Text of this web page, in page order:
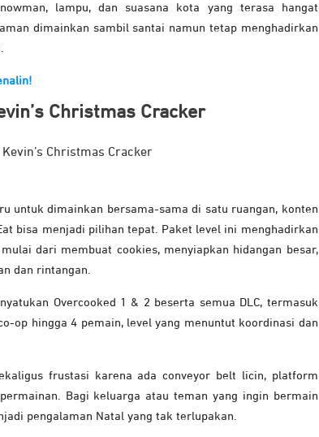
lampu, dan suasana kota yang terasa hangat
dimainkan sambil santai namun tetap menghadirkan
Christmas Cracker
untuk dimainkan bersama-sama di satu ruangan, konten
bisa menjadi pilihan tepat. Paket level ini menghadirkan
dari membuat cookies, menyiapkan hidangan besar,
dan rintangan.
Overcooked 1 & 2 beserta semua DLC, termasuk
op hingga 4 pemain, level yang menuntut koordinasi dan
frustasi karena ada conveyor belt licin, platform
Bagi keluarga atau teman yang ingin bermain
pengalaman Natal yang tak terlupakan.